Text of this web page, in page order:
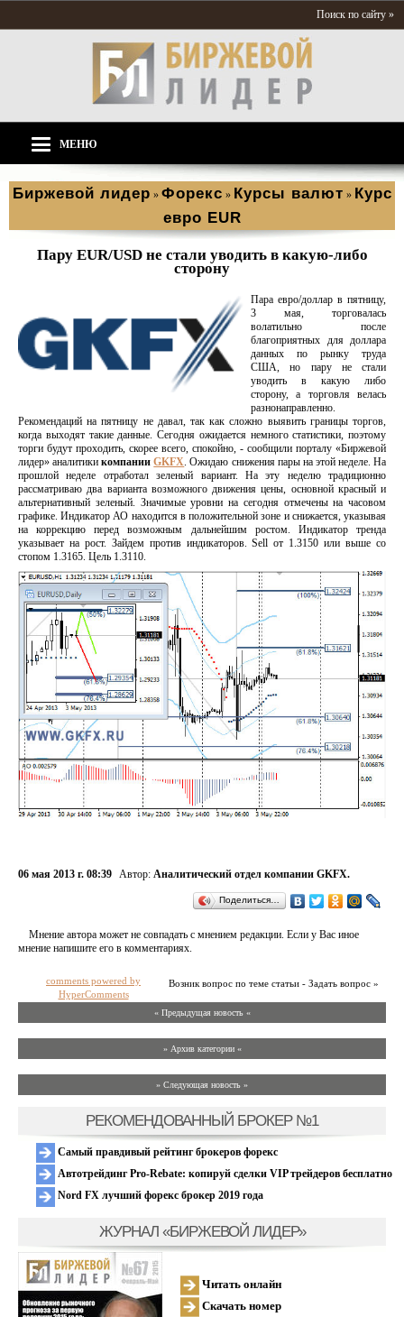
Поиск по сайту »
МЕНЮ
Биржевой лидер » Форекс » Курсы валют » Курс
евро EUR
Пару EUR/USD не стали уводить в какую-либо
сторону
Пара евро/доллар в пятницу,
3 мая, торговалась
волатильно после
благоприятных для доллара
данных по рынку труда
США, но пару не стали
уводить в какую либо
сторону, а торговля велась
разнонаправленно.
Рекомендаций на пятницу не давал, так как сложно выявить границы торгов,
когда выходят такие данные. Сегодня ожидается немного статистики, поэтому
торги будут проходить, скорее всего, спокойно, - сообщили порталу «Биржевой
лидер» аналитикикомпанииGKFX. Ожидаю снижения пары на этой неделе. На
прошлой неделе отработал зеленый вариант. На эту неделю традиционно
рассматриваю два варианта возможного движения цены, основной красный и
альтернативный зеленый. Значимые уровни на сегодня отмечены на часовом
графике. Индикатор АО находится в положительной зоне и снижается, указывая
на коррекцию перед возможным дальнейшим ростом. Индикатор тренда
указывает на рост. Зайдем против индикаторов. Sell от 1.3150 или выше со
стопом 1.3165. Цель 1.3110.
06 мая 2013 г. 08:39 Автор: Аналитический отдел компании GKFX.
Поделиться…
Мнение автора может не совпадать с мнением редакции. Если у Вас иное
мнение напишите его в комментариях.
Возник вопрос по теме статьи - Задать вопрос »
comments powered by
HyperComments
« Предыдущая новость «
» Архив категории «
» Следующая новость »
РЕКОМЕНДОВАННЫЙ БРОКЕР №1
Самый правдивый рейтинг брокеров форекс
Автотрейдинг Pro-Rebate: копируй сделки VIP трейдеров бесплатно
Nord FX лучший форекс брокер 2019 года
ЖУРНАЛ «БИРЖЕВОЙ ЛИДЕР»
Читать онлайн
Скачать номер